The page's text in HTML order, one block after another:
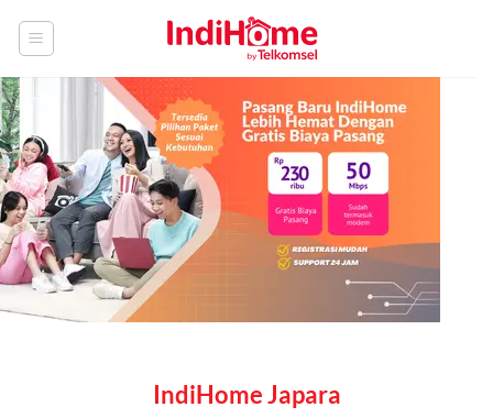
IndiHome Japara